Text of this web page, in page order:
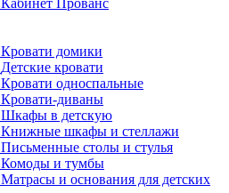
Кровати домики
Детские кровати
Кровати односпальные
Кровати-диваны
Шкафы в детскую
Книжные шкафы и стеллажи
Письменные столы и стулья
Комоды и тумбы
Матрасы и основания для детских